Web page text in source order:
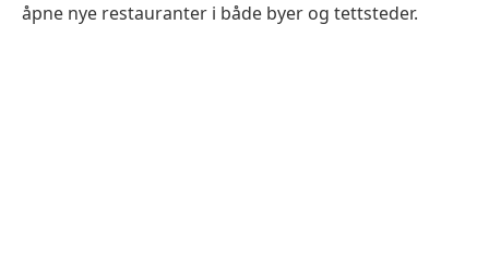
åpne nye restauranter i både byer og tettsteder.